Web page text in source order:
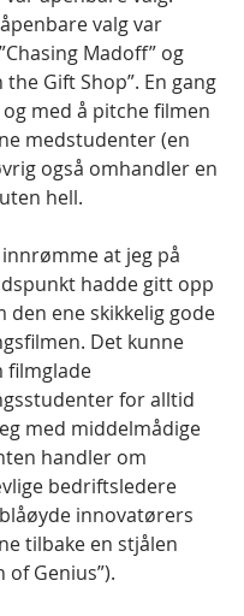
valg var
Madoff” og
the Gift Shop”. En gang
med å pitche filmen
medstudenter (en
også omhandler en
hell.
at jeg på
hadde gitt opp
den ene skikkelig gode
Det kunne
filmglade
for alltid
med middelmådige
handler om
bedriftsledere
blåøyde innovatørers
tilbake en stjålen
of Genius”).